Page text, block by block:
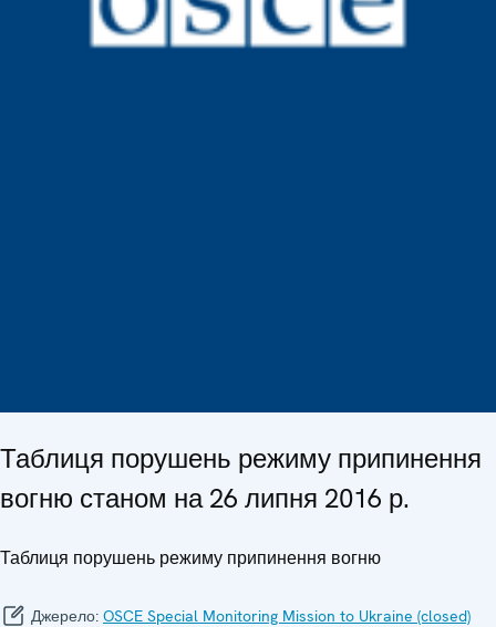
Таблиця порушень режиму припинення
вогню станом на 26 липня 2016 р.
Таблиця порушень режиму припинення вогню
Джерело: OSCE Special Monitoring Mission to Ukraine (closed)